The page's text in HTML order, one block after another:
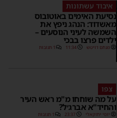
איבוד עשתונות
נסיעת האימים באוטובוס
מאשדוד: הנהג ניפץ את
השמשה לעיני הנוסעים –
ילדים פרצו בבכי
מנחם דויטש 11:34 1 תגובות
צפו
על מה שוחחו מ"מ ראש העיר
והחיד"א אברג׳ל?
יוסי יחזקאלי 23:37 1 תגובות